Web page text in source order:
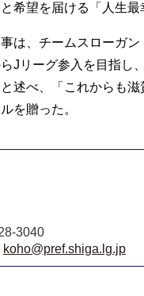
希望を届ける「人生最
は、チームスローガン
Jリーグ参入を目指し
述べ、「これからも
を贈った。
3040
koho@pref.shiga.lg.jp